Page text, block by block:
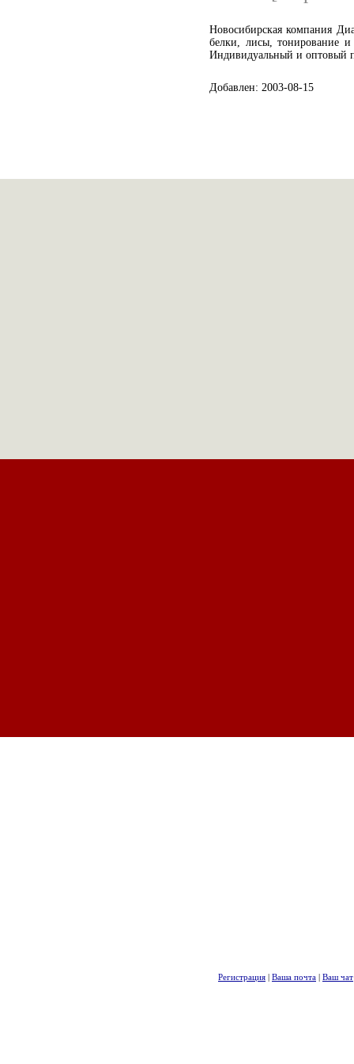
Новосибирская компания
белки, лисы, тонирование
Индивидуальный и оптовый
Добавлен: 2003-08-15
Регистрация | Ваша почта | Ваш чат